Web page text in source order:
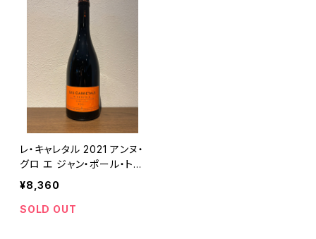
レ・キャレタル 2021 アンヌ・
グロ エ ジャン・ポール・トロ
赤ワイン 750ml
¥8,360
SOLD OUT